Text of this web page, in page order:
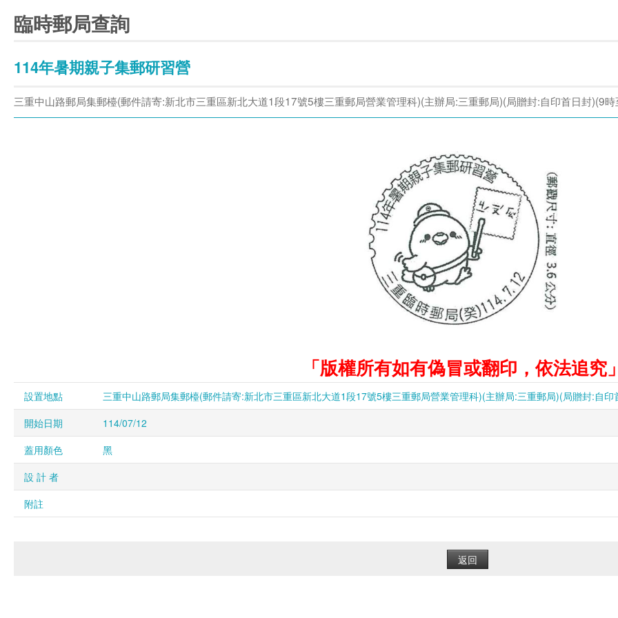
臨時郵局查詢
114年暑期親子集郵研習營
三重中山路郵局集郵檯(郵件請寄:新北市三重區新北大道1段17號5樓三重郵局營業管理科)(主辦局:三重郵局)(局贈封:自印首日封)(9
「版權所有如有偽冒或翻印，依法追究
設置地點
三重中山路郵局集郵檯(郵件請寄:新北市三重區新北大道1段17號5樓三重郵局營業管理科)(主辦局:三重郵局)(局贈封:自
開始日期
114/07/12
蓋用顏色
黑
設 計 者
附註
返回